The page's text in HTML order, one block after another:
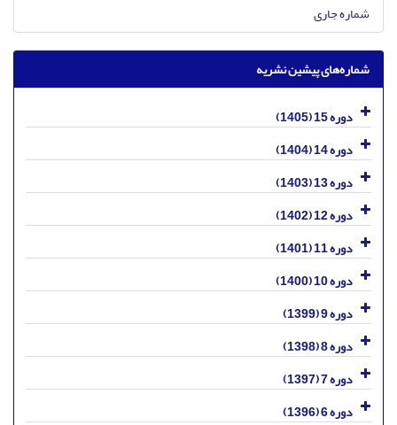
شماره جاری
شماره‌های پیشین نشریه
دوره 15 (1405)
دوره 14 (1404)
دوره 13 (1403)
دوره 12 (1402)
دوره 11 (1401)
دوره 10 (1400)
دوره 9 (1399)
دوره 8 (1398)
دوره 7 (1397)
دوره 6 (1396)